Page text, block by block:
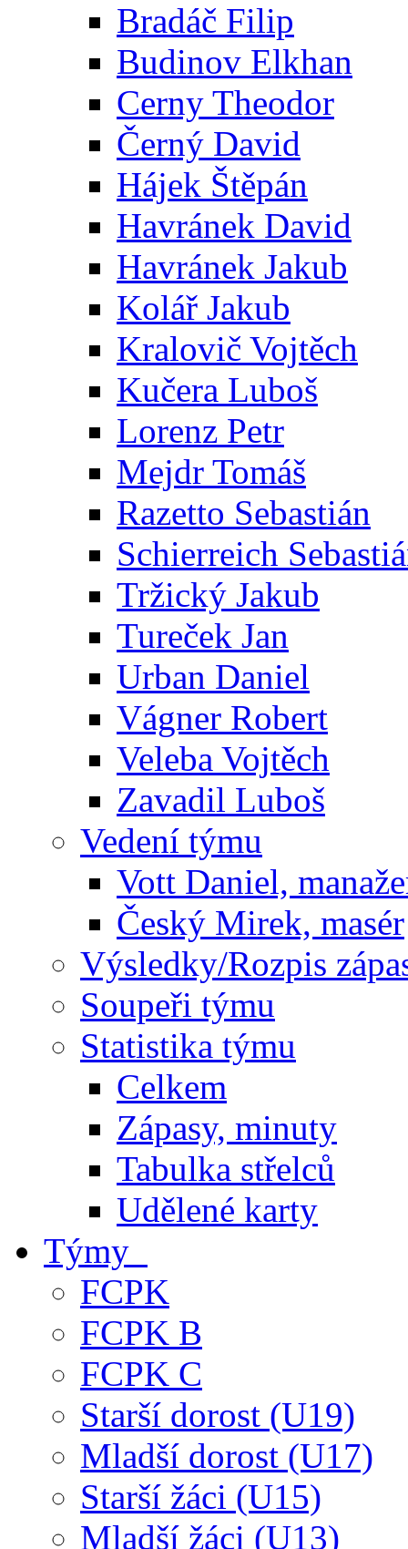
Bradáč Filip
Budinov Elkhan
Cerny Theodor
Černý David
Hájek Štěpán
Havránek David
Havránek Jakub
Kolář Jakub
Kralovič Vojtěch
Kučera Luboš
Lorenz Petr
Mejdr Tomáš
Razetto Sebastián
Schierreich
Tržický Jakub
Tureček Jan
Urban Daniel
Vágner Robert
Veleba Vojtěch
Zavadil Luboš
Vedení týmu
Vott Daniel,
Český Mirek, masér
Výsledky/Rozpis
Soupeři týmu
Statistika týmu
Celkem
Zápasy, minuty
Tabulka střelců
Udělené karty
Týmy
FCPK
FCPK B
FCPK C
Starší dorost (U19)
Mladší dorost (U17)
Starší žáci (U15)
Mladší žáci (U13)